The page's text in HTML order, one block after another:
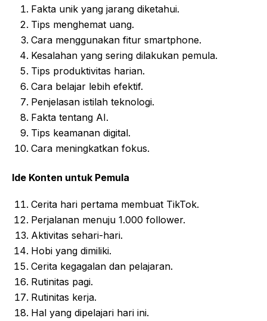
Fakta unik yang jarang diketahui.
Tips menghemat uang.
Cara menggunakan fitur smartphone.
Kesalahan yang sering dilakukan pemula.
Tips produktivitas harian.
Cara belajar lebih efektif.
Penjelasan istilah teknologi.
Fakta tentang AI.
Tips keamanan digital.
Cara meningkatkan fokus.
Ide Konten untuk Pemula
Cerita hari pertama membuat TikTok.
Perjalanan menuju 1.000 follower.
Aktivitas sehari-hari.
Hobi yang dimiliki.
Cerita kegagalan dan pelajaran.
Rutinitas pagi.
Rutinitas kerja.
Hal yang dipelajari hari ini.